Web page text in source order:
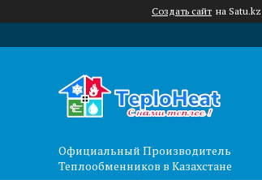
Создать сайт на Satu.kz
Официальный Производитель
Теплообменников в Казахстане